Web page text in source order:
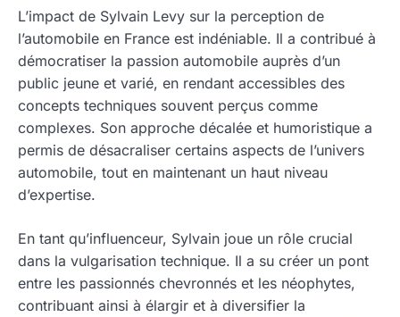
L’impact de Sylvain Levy sur la perception de
l’automobile en France est indéniable. Il a contribué à
démocratiser la passion automobile auprès d’un
public jeune et varié, en rendant accessibles des
concepts techniques souvent perçus comme
complexes. Son approche décalée et humoristique a
permis de désacraliser certains aspects de l’univers
automobile, tout en maintenant un haut niveau
d’expertise.
En tant qu’influenceur, Sylvain joue un rôle crucial
dans la vulgarisation technique. Il a su créer un pont
entre les passionnés chevronnés et les néophytes,
contribuant ainsi à élargir et à diversifier la